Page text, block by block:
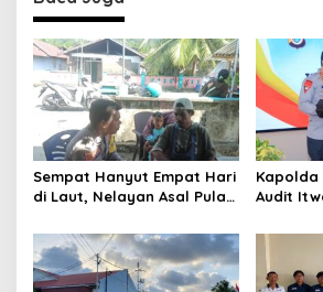
a
v
i
g
a
t
i
o
n
Sempat Hanyut Empat Hari
di Laut, Nelayan Asal Pulau
Pantai Tawakali Morotai
Utara
Kapolda
Audit